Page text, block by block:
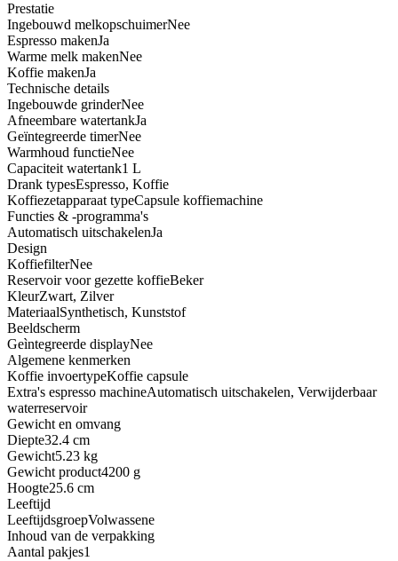
Prestatie
Ingebouwd melkopschuimerNee
Espresso makenJa
Warme melk makenNee
Koffie makenJa
Technische details
Ingebouwde grinderNee
Afneembare watertankJa
Geïntegreerde timerNee
Warmhoud functieNee
Capaciteit watertank1 L
Drank typesEspresso, Koffie
Koffiezetapparaat typeCapsule koffiemachine
Functies & -programma's
Automatisch uitschakelenJa
Design
KoffiefilterNee
Reservoir voor gezette koffieBeker
KleurZwart, Zilver
MateriaalSynthetisch, Kunststof
Beeldscherm
Geìntegreerde displayNee
Algemene kenmerken
Koffie invoertypeKoffie capsule
Extra's espresso machineAutomatisch uitschakelen, Verwijderbaar
waterreservoir
Gewicht en omvang
Diepte32.4 cm
Gewicht5.23 kg
Gewicht product4200 g
Hoogte25.6 cm
Leeftijd
LeeftijdsgroepVolwassene
Inhoud van de verpakking
Aantal pakjes1